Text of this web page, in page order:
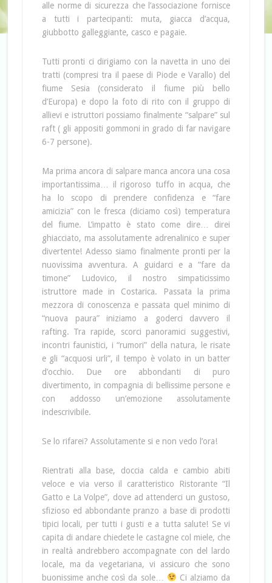
alle norme di sicurezza che l’associazione fornisce
a tutti i partecipanti: muta, giacca d’acqua,
giubbotto galleggiante, casco e pagaie.
Tutti pronti ci dirigiamo con la navetta in uno dei
tratti (compresi tra il paese di Piode e Varallo) del
fiume Sesia (considerato il fiume più bello
d’Europa) e dopo la foto di rito con il gruppo di
allievi e istruttori possiamo finalmente “salpare” sul
raft ( gli appositi gommoni in grado di far navigare
6-7 persone).
Ma prima ancora di salpare manca ancora una cosa
importantissima… il rigoroso tuffo in acqua, che
ha lo scopo di prendere confidenza e “fare
amicizia” con le fresca (diciamo così) temperatura
del fiume. L’impatto è stato come dire… direi
ghiacciato, ma assolutamente adrenalinico e super
divertente! Adesso siamo finalmente pronti per la
nuovissima avventura. A guidarci e a “fare da
timone” Ludovico, il nostro simpaticissimo
istruttore made in Costarica. Passata la prima
mezzora di conoscenza e passata quel minimo di
“nuova paura” iniziamo a goderci davvero il
rafting. Tra rapide, scorci panoramici suggestivi,
incontri faunistici, i “rumori” della natura, le risate
e gli “acquosi urli”, il tempo è volato in un batter
d’occhio. Due ore abbondanti di puro
divertimento, in compagnia di bellissime persone e
con addosso un’emozione assolutamente
indescrivibile.
Se lo rifarei? Assolutamente si e non vedo l’ora!
Rientrati alla base, doccia calda e cambio abiti
veloce e via verso il caratteristico Ristorante “Il
Gatto e La Volpe”, dove ad attenderci un gustoso,
sfizioso ed abbondante pranzo a base di prodotti
tipici locali, per tutti i gusti e a tutta salute! Se vi
capita di andare chiedete le castagne col miele, che
in realtà andrebbero accompagnate con del lardo
locale, ma da vegetariana, vi assicuro che sono
buonissime anche così da sole…
Ci alziamo da